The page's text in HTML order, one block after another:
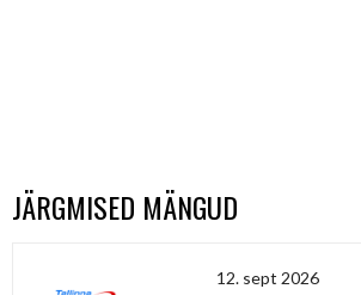
JÄRGMISED MÄNGUD
12. sept 2026